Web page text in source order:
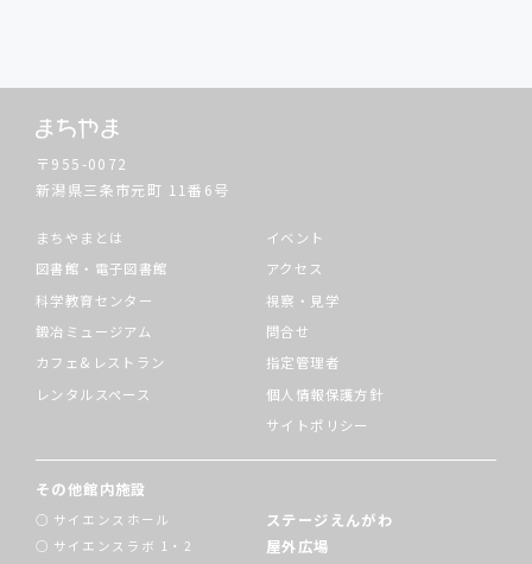
〒955-0072
新潟県三条市元町 11番6号
まちやまとは
図書館・電子図書館
科学教育センター
鍛冶ミュージアム
カフェ&レストラン
レンタルスペース
イベント
アクセス
視察・見学
問合せ
指定管理者
個人情報保護方針
サイトポリシー
その他館内施設
サイエンスホール
サイエンスラボ 1・2
ステージえんがわ
屋外広場